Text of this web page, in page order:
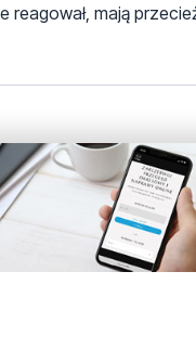
mają
dworcu, gdzie policja